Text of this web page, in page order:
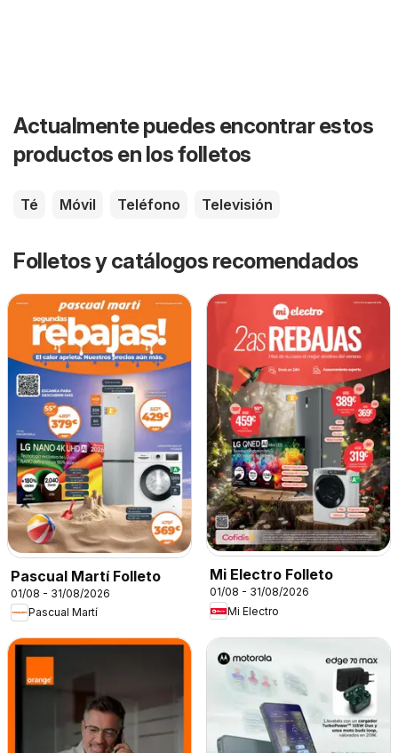
Actualmente puedes encontrar estos
productos en los folletos
Té Móvil Teléfono Televisión
Folletos y catálogos recomendados
Pascual Martí Folleto
01/08 - 31/08/2026
Pascual Martí
Mi Electro Folleto
01/08 - 31/08/2026
Mi Electro